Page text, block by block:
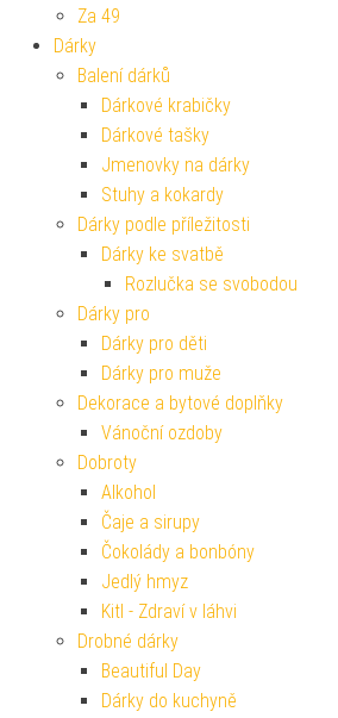
Za 49
Dárky
Balení dárků
Dárkové krabičky
Dárkové tašky
Jmenovky na dárky
Stuhy a kokardy
Dárky podle příležitosti
Dárky ke svatbě
Rozlučka se svobodou
Dárky pro
Dárky pro děti
Dárky pro muže
Dekorace a bytové doplňky
Vánoční ozdoby
Dobroty
Alkohol
Čaje a sirupy
Čokolády a bonbóny
Jedlý hmyz
Kitl - Zdraví v láhvi
Drobné dárky
Beautiful Day
Dárky do kuchyně